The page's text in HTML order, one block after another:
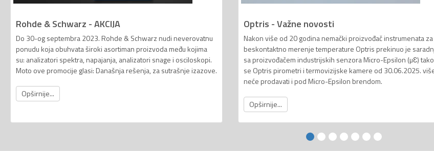
Rohde & Schwarz - AKCIJA
Do 30-og septembra 2023. Rohde & Schwarz nudi neverovatnu
ponudu koja obuhvata široki asortiman proizvoda među kojima
su: analizatori spektra, napajanja, analizatori snage i osciloskopi.
Moto ove promocije glasi: Današnja rešenja, za sutrašnje izazove.
Opširnije...
Optris - Važne novosti
Nakon više od 20 godina nemački proizvođač instrumenata za
beskontaktno merenje temperature Optris prekinuo je
sa proizvođačem industrijskih senzora Micro-Epsilon (µƐ)
se Optris pirometri i termovizijske kamere od 30.06.2025.
neće prodavati i pod Micro-Epsilon brendom.
Opširnije...